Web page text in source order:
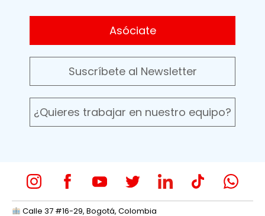
Asóciate
Suscríbete al Newsletter
¿Quieres trabajar en nuestro equipo?
Calle 37 #16-29, Bogotá, Colombia